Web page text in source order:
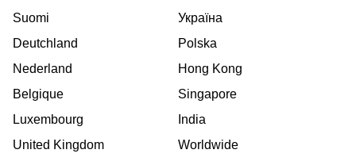
Suomi
Deutchland
Nederland
Belgique
Luxembourg
United Kingdom
Україна
Polska
Hong Kong
Singapore
India
Worldwide